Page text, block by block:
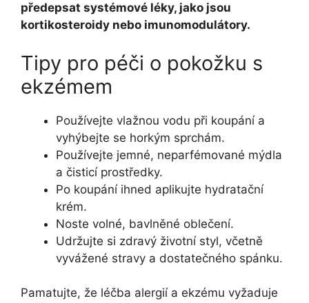
předepsat systémové léky, jako jsou
kortikosteroidy nebo imunomodulátory.
Tipy pro péči o pokožku s
ekzémem
Používejte vlažnou vodu při koupání a
vyhýbejte se horkým sprchám.
Používejte jemné, neparfémované mýdla
a čisticí prostředky.
Po koupání ihned aplikujte hydratační
krém.
Noste volné, bavlněné oblečení.
Udržujte si zdravý životní styl, včetně
vyvážené stravy a dostatečného spánku.
Pamatujte, že léčba alergií a ekzému vyžaduje